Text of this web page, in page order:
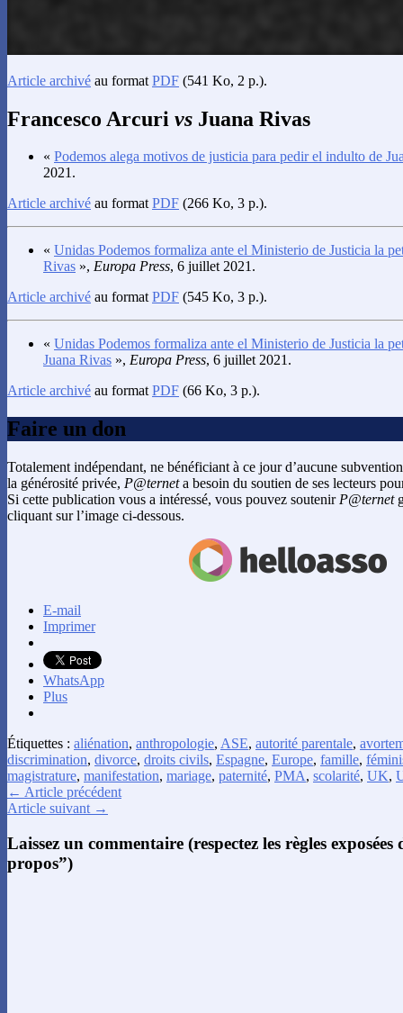
Article archivé au format PDF (541 Ko, 2 p.).
Francesco Arcuri vs Juana Rivas
« Podemos alega motivos de justicia para pedir el indulto de
2021.
Article archivé au formatPDF (266 Ko, 3 p.).
« Unidas Podemos formaliza ante el Ministerio de Justicia la
Rivas », Europa Press, 6 juillet 2021.
Article archivé au formatPDF (545 Ko, 3 p.).
« Unidas Podemos formaliza ante el Ministerio de Justicia la
Juana Rivas », Europa Press, 6 juillet 2021.
Article archivé au formatPDF (66 Ko, 3 p.).
Faire un don
Totalement indépendant, ne bénéficiant à ce jour d’aucune
la générosité privée, P@terneta besoin du soutien de ses lecteurs
Si cette publication vous a intéressé, vous pouvez soutenir P@ternet
cliquant sur l’image ci-dessous.
E-mail
Imprimer
WhatsApp
Plus
Étiquettes : aliénation, anthropologie, ASE, autorité parentale,
discrimination, divorce, droits civils, Espagne, Europe, famille,
magistrature, manifestation, mariage, paternité, PMA, scolarité, UK,
← Article précédent
Article suivant →
Laissez un commentaire (respectez les règles
propos”)